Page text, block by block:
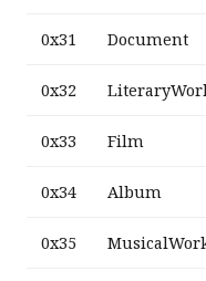
0x31 Document
0x32
0x33 Film
0x34 Album
0x35